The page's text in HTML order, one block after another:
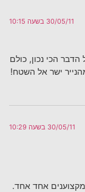
30/05/11 בשעה 10:15
הכי נכון, כולם
ישר אל השטח!
30/05/11 בשעה 10:29
אחד אחד.